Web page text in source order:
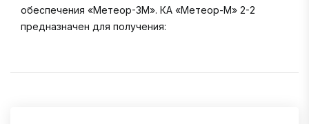
обеспечения «Метеор-3М». КА «Метеор-М» 2-2
предназначен для получения: